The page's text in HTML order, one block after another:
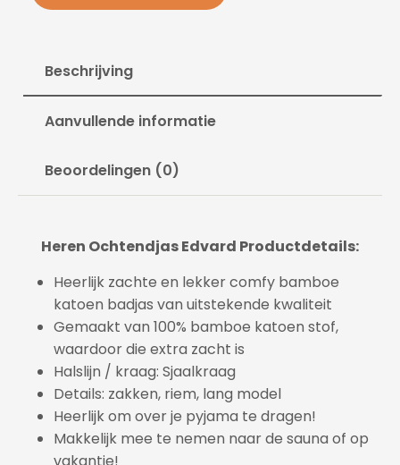
Beschrijving
Aanvullende informatie
Beoordelingen (0)
Heren Ochtendjas Edvard Productdetails:
Heerlijk zachte en lekker comfy bamboe
katoen badjas van uitstekende kwaliteit
Gemaakt van 100% bamboe katoen stof,
waardoor die extra zacht is
Halslijn / kraag: Sjaalkraag
Details: zakken, riem, lang model
Heerlijk om over je pyjama te dragen!
Makkelijk mee te nemen naar de sauna of op
vakantie!